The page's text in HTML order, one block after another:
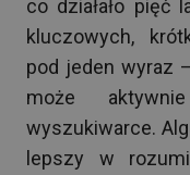
co działało pięć
kluczowych,
pod jeden wyraz
może
wyszukiwarce.
lepszy w